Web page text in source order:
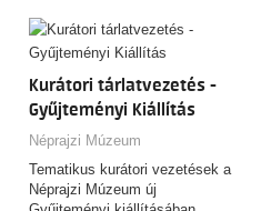
Diákcsoportoknak,
családoknak és felnőtteknek.
2026.09.18. - osztályoknak -
BETELT
2026.10.16. - felnőtteknek
2026.11.06. - osztályoknak
2026.11.13. - osztályoknak -
BETELT
Kurátori tárlatvezetés -
Gyűjteményi Kiállítás
Néprajzi Múzeum
Tematikus kurátori vezetések a
Néprajzi Múzeum új